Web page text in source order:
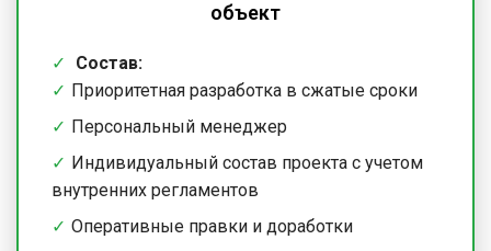
объект
Состав:
Приоритетная разработка в сжатые сроки
Персональный менеджер
Индивидуальный состав проекта с учетом
внутренних регламентов
Оперативные правки и доработки